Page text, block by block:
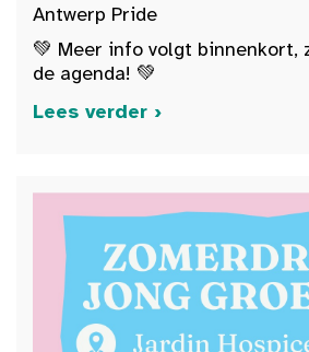
Antwerp Pride
💚 Meer info volgt binnenkort,
de agenda! 💚
Lees verder ›